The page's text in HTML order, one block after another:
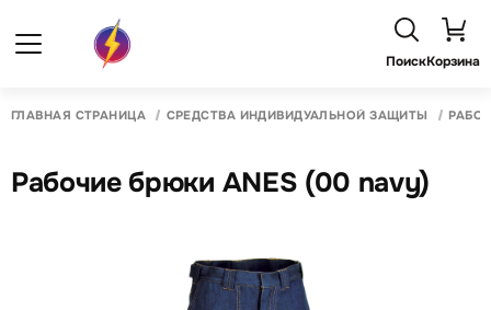
ПоискКорзина
ГЛАВНАЯ СТРАНИЦА СРЕДСТВА ИНДИВИДУАЛЬНОЙ ЗАЩИТЫ
Рабочие брюки ANES (00 navy)